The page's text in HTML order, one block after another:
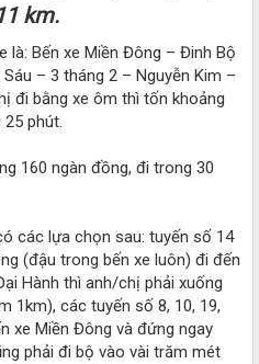
km.
là: Bến xe Miền Đông – Đinh Bộ
– 3 tháng 2 – Nguyễn Kim –
đi bằng xe ôm thì tốn khoảng
phút.
160 ngàn đồng, đi trong 30
các lựa chọn sau: tuyến số 14
(đậu trong bến xe luôn) đi đến
Hành thì anh/chị phải xuống
1km), các tuyến số 8, 10, 19,
xe Miền Đông và đứng ngay
phải đi bộ vào vài trăm mét